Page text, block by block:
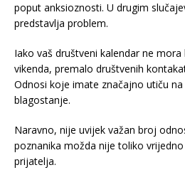
poput anksioznosti. U drugim
predstavlja problem.
Iako vaš društveni kalendar ne
vikenda, premalo društvenih
Odnosi koje imate značajno utiču
blagostanje.
Naravno, nije uvijek važan broj
poznanika možda nije toliko
prijatelja.